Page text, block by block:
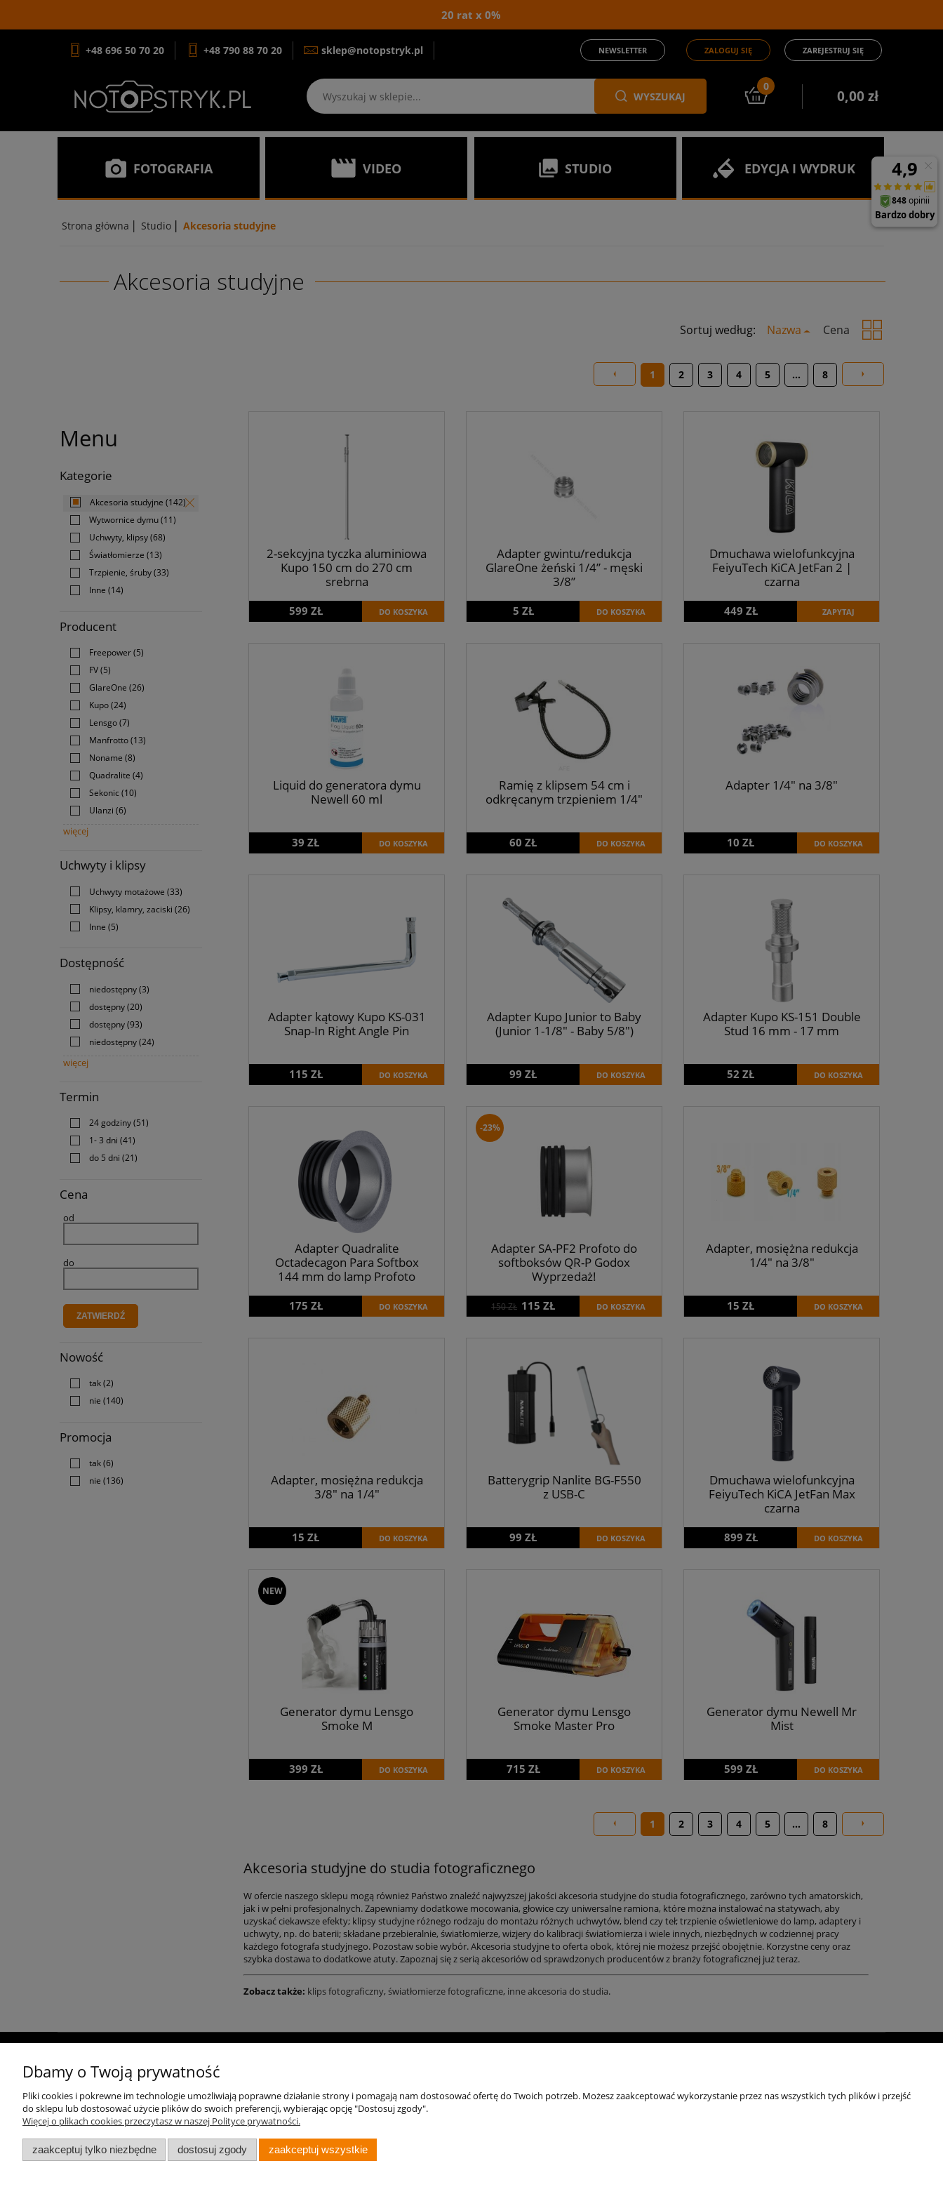
20 rat x 0%
+48 696 50 70 20 +48 790 88 70 20 sklep@notopstryk.pl NEWSLETTER ZALOGUJ SIĘ ZAREJESTRUJ SIĘ
WYSZUKAJ
0
0,00 zł
FOTOGRAFIA VIDEO STUDIO EDYCJA I WYDRUK
Strona główna | Studio | Akcesoria studyjne
Akcesoria studyjne
Sortuj według: Nazwa Cena
Menu
Kategorie
Akcesoria studyjne (142)
Wytwornice dymu(11)
Uchwyty, klipsy(68)
Światłomierze (13)
Trzpienie, śruby(33)
Inne (14)
Producent
Freepower(5)
FV(5)
GlareOne (26)
Kupo(24)
Lensgo(7)
Manfrotto(13)
Noname (8)
Quadralite (4)
Sekonic (10)
Ulanzi (6)
więcej
Uchwyty i klipsy
Uchwyty motażowe (33)
Klipsy, klamry, zaciski (26)
Inne (5)
Dostępność
niedostępny(3)
dostępny(20)
dostępny(93)
niedostępny(24)
więcej
Termin
24 godziny(51)
1- 3 dni (41)
do 5 dni (21)
Cena
od
do
ZATWIERDŹ
Nowość
tak(2)
nie (140)
Promocja
tak(6)
nie (136)
1 2 3 4 5 ... 8
2-sekcyjna tyczka aluminiowa
Kupo 150 cm do 270 cm
srebrna
599 ZŁ DO KOSZYKA
Adapter gwintu/redukcja
GlareOne żeński 1/4” - męski
3/8”
5 ZŁ DO KOSZYKA
Dmuchawa wielofunkcyjna
FeiyuTech KiCA JetFan 2 |
czarna
449 ZŁ ZAPYTAJ
Liquid do generatora dymu
Newell 60 ml
39 ZŁ DO KOSZYKA
Ramię z klipsem 54 cm i
odkręcanym trzpieniem 1/4"
60 ZŁ DO KOSZYKA
Adapter 1/4" na 3/8"
10 ZŁ DO KOSZYKA
Adapter kątowy Kupo KS-031
Snap-In Right Angle Pin
115 ZŁ DO KOSZYKA
Adapter Kupo Junior to Baby
(Junior 1-1/8" - Baby 5/8")
99 ZŁ DO KOSZYKA
Adapter Kupo KS-151 Double
Stud 16 mm - 17 mm
52 ZŁ DO KOSZYKA
Adapter Quadralite
Octadecagon Para Softbox
144 mm do lamp Profoto
175 ZŁ DO KOSZYKA
Adapter SA-PF2 Profoto do
softboksów QR-P Godox
Wyprzedaż!
150 ZŁ 115 ZŁ DO KOSZYKA
-23%
Adapter, mosiężna redukcja
1/4" na 3/8"
15 ZŁ DO KOSZYKA
Adapter, mosiężna redukcja
3/8" na 1/4"
15 ZŁ DO KOSZYKA
Batterygrip Nanlite BG-F550
z USB-C
99 ZŁ DO KOSZYKA
Dmuchawa wielofunkcyjna
FeiyuTech KiCA JetFan Max
czarna
899 ZŁ DO KOSZYKA
Generator dymu Lensgo
Smoke M
399 ZŁ DO KOSZYKA
NEW
Generator dymu Lensgo
Smoke Master Pro
715 ZŁ DO KOSZYKA
Generator dymu Newell Mr
Mist
599 ZŁ DO KOSZYKA
1 2 3 4 5 ... 8
Akcesoria studyjne do studia fotograficznego
W ofercie naszego sklepu mogą również Państwo znaleźć najwyższej jakości akcesoria studyjne do studia fotograficznego, zarówno tych amatorskich,
jak i w pełni profesjonalnych. Zapewniamy dodatkowe mocowania, głowice czy uniwersalne ramiona, które można instalować na statywach, aby
uzyskać ciekawsze efekty; klipsy studyjne różnego rodzaju do montażu różnych uchwytów, blend czy teł; trzpienie oświetleniowe do lamp, adaptery i
uchwyty, np. do baterii; składane przebieralnie, światłomierze, wizjery do kalibracji światłomierza i wiele innych, niezbędnych w codziennej pracy
każdego fotografa studyjnego. Pozostaw sobie wybór. Akcesoria studyjne to oferta obok, której nie możesz przejść obojętnie. Korzystne ceny oraz
szybka dostawa to dodatkowe atuty. Zapoznaj się z serią akcesoriów od sprawdzonych producentów z branży fotograficznej już teraz.
Zobacz także: klips fotograficzny, światłomierze fotograficzne, inne akcesoria do studia.
Kontakt
Polecamy
Aparaty do fotografii ślubnej
Aparat na wakacje
Twoje zamówienia
Ustawienia konta
Płatności i dostawa
Regulaminy
+48 696 50 70 20
Dbamy o Twoją prywatność
Pliki cookies i pokrewne im technologie umożliwiają poprawne działanie strony i pomagają nam dostosować ofertę do Twoich potrzeb. Możesz zaakceptować wykorzystanie przez nas wszystkich tych plików i przejść
do sklepu lub dostosować użycie plików do swoich preferencji, wybierając opcję "Dostosuj zgody".
Więcej o plikach cookies przeczytasz w naszej Polityce prywatności.
zaakceptuj tylko niezbędne dostosuj zgody zaakceptuj wszystkie